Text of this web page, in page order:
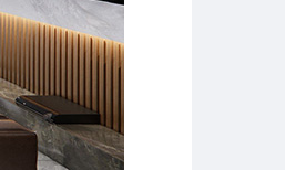
$ 5,850,000